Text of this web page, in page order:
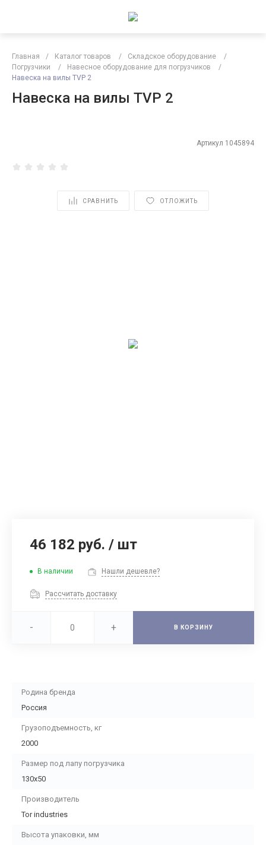
Главная / Каталог товаров / Складское оборудование
/
Погрузчики
/ Навесное оборудование для погрузчиков
/
Навеска на вилы TVP 2
Навеска на вилы TVP 2
Артикул 1045894
СРАВНИТЬ ОТЛОЖИТЬ
46 182 руб. / шт
В наличии Нашли дешевле?
Рассчитать доставку
- + В КОРЗИНУ
Родина бренда
Россия
Грузоподъемность, кг
2000
Размер под лапу погрузчика
130х50
Производитель
Tor industries
Высота упаковки, мм